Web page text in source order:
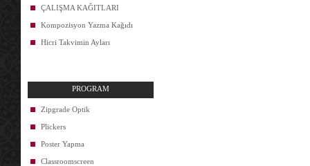
ÇALIŞMA KAĞITLARI
Kompozisyon Yazma Kağıdı
Hicri Takvimin Ayları
PROGRAM
Zipgrade Optik
Plickers
Poster Yapma
Classroomscreen